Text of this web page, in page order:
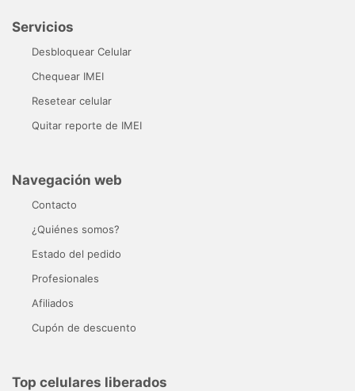
Servicios
Desbloquear Celular
Chequear IMEI
Resetear celular
Quitar reporte de IMEI
Navegación web
Contacto
¿Quiénes somos?
Estado del pedido
Profesionales
Afiliados
Cupón de descuento
Top celulares liberados